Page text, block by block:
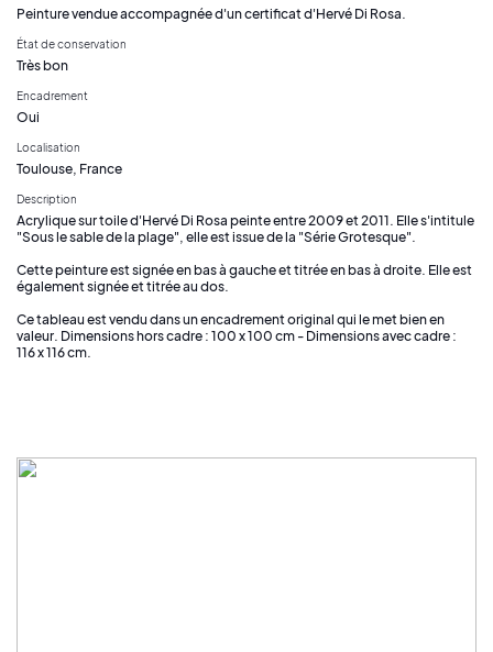
Peinture vendue accompagnée d'un certificat d'Hervé Di Rosa.
État de conservation
Très bon
Encadrement
Oui
Localisation
Toulouse, France
Description
Acrylique sur toile d'Hervé Di Rosa peinte entre 2009 et 2011. Elle s'intitule
"Sous le sable de la plage", elle est issue de la "Série Grotesque".
Cette peinture est signée en bas à gauche et titrée en bas à droite. Elle est
également signée et titrée au dos.
Ce tableau est vendu dans un encadrement original qui le met bien en
valeur. Dimensions hors cadre : 100 x 100 cm - Dimensions avec cadre :
116 x 116 cm.